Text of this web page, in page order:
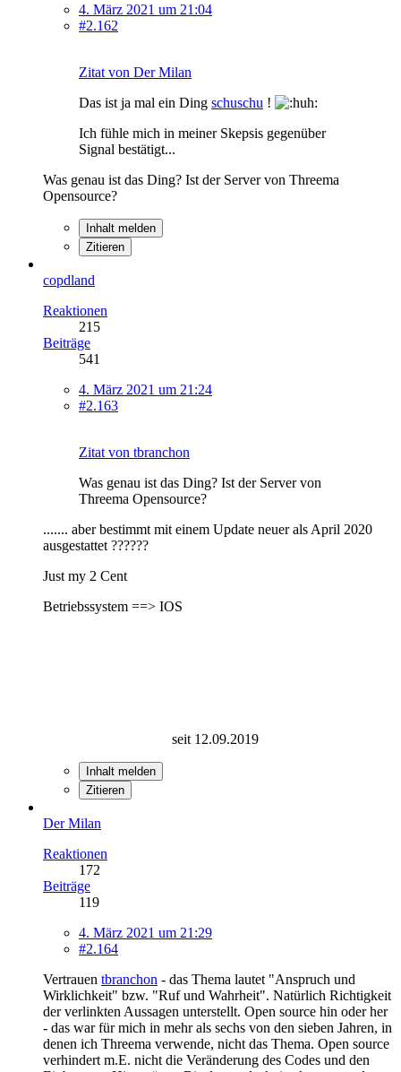
4. März 2021 um 21:04
#2.162
Zitat von Der Milan
Das ist ja mal ein Ding schuschu !
Ich fühle mich in meiner Skepsis gegenüber
Signal bestätigt...
Was genau ist das Ding? Ist der Server von Threema
Opensource?
Inhalt melden
Zitieren
copdland
Reaktionen
215
Beiträge
541
4. März 2021 um 21:24
#2.163
Zitat von tbranchon
Was genau ist das Ding? Ist der Server von
Threema Opensource?
....... aber bestimmt mit einem Update neuer als April 2020
ausgestattet ??????
Just my 2 Cent
Betriebssystem ==> IOS
seit 12.09.2019
Inhalt melden
Zitieren
Der Milan
Reaktionen
172
Beiträge
119
4. März 2021 um 21:29
#2.164
Vertrauen tbranchon - das Thema lautet "Anspruch und
Wirklichkeit" bzw. "Ruf und Wahrheit". Natürlich Richtigkeit
der verlinkten Aussagen unterstellt. Open source hin oder her
- das war für mich in mehr als sechs von den sieben Jahren, in
denen ich Threema verwende, nicht das Thema. Open source
verhindert m.E. nicht die Veränderung des Codes und den